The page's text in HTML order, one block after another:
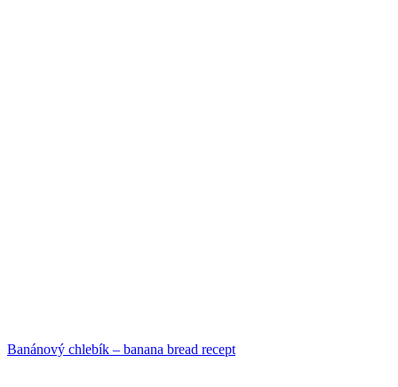
Banánový chlebík – banana bread recept